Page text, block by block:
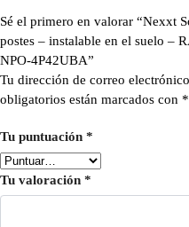
Sé el primero en valorar “Nexxt
postes – instalable en el suelo –
NPO-4P42UBA”
Tu dirección de correo
obligatorios están marcados con *
Tu puntuación *
Tu valoración *